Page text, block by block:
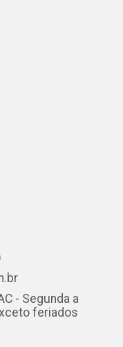
- Segunda a
feriados